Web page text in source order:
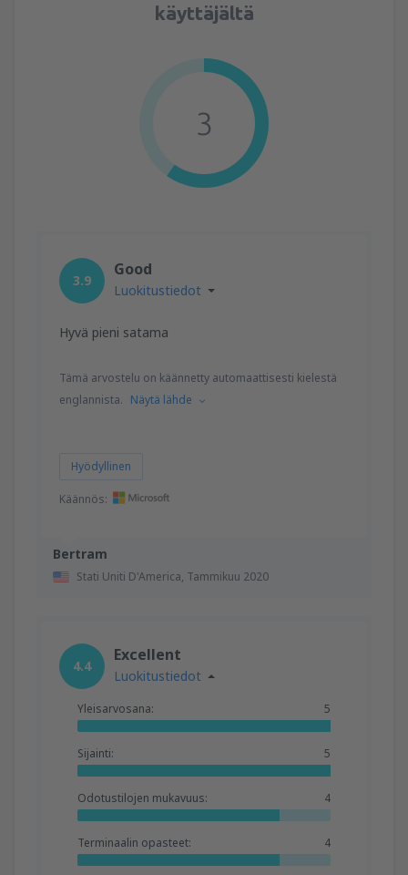
käyttäjältä
3
Bertram
Stati Uniti D'America, Tammikuu 2020
3.9
Good
Luokitustiedot
Hyvä pieni satama
Tämä arvostelu on käännetty automaattisesti kielestä
englannista. Näytä lähde
Hyödyllinen
Käännös:
4.4
Excellent
Luokitustiedot
Yleisarvosana: 5
Sijainti: 5
Odotustilojen mukavuus: 4
Terminaalin opasteet: 4